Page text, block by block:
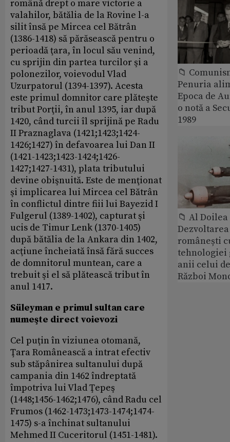
română drept o mare victorie a
valahilor, bătălia de la Rovine l-a
silit însă pe Mircea cel Bătrân
(1386-1418) să părăsească pentru o
perioadă ţara, în locul său venind,
cu sprijin din partea turcilor şi a
polonezilor, voievodul Vlad
Uzurpatorul (1394-1397). Acesta
este primul domnitor care plăteşte
tribut Porţii, în anul 1395, iar după
1420, când turcii îl sprijină pe Radu
II Praznaglava (1421;1423;1424-
1426;1427) în defavoarea lui Dan II
(1421-1423;1423-1424;1426-
1427;1427-1431), plata tributului
devine obişnuită. Este de menţionat
şi implicarea lui Mircea cel Bătrân
în conflictul dintre fiii lui Bayezid I
Fulgerul (1389-1402), capturat şi
ucis de Timur Lenk (1370-1405)
după bătălia de la Ankara din 1402,
acţiune încheiată însă fără succes
de domnitorul muntean, care a
trebuit şi el să plătească tribut în
anul 1417.
Süleyman e primul sultan care
numeşte direct voievozi
Cel puţin în viziunea otomană,
Ţara Românească a intrat efectiv
sub stăpânirea sultanului după
campania din 1462 îndreptată
împotriva lui Vlad Ţepeş
(1448;1456-1462;1476), când Radu cel
Frumos (1462-1473;1473-1474;1474-
1475) s-a închinat sultanului
Mehmed II Cuceritorul (1451-1481).
📁
Penuria
Epoca de
o notă a
1989
📁 Al
românești
tehnologiei
anii celui
Război